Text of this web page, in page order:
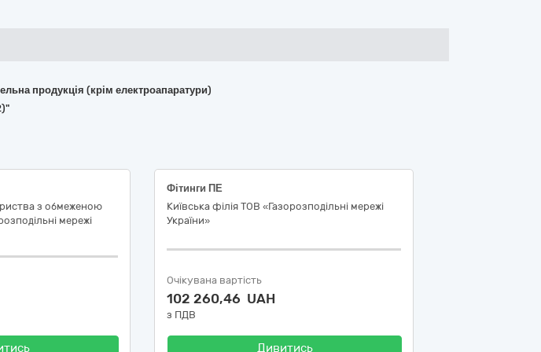
продукція (крім електроапаратури)
з обмеженою
мережі
Фітинги ПЕ
Київська філія ТОВ «Газорозподільні мережі
України»
Очікувана вартість
102 260,46 UAH
з ПДВ
Дивитись